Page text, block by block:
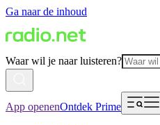
Ga naar de inhoud
Waar wil je naar luisteren?
App openenOntdek Prime